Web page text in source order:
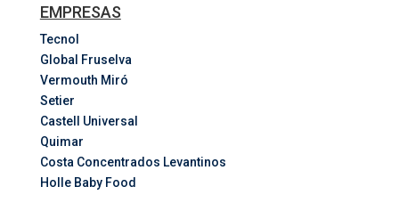
EMPRESAS
Tecnol
Global Fruselva
Vermouth Miró
Setier
Castell Universal
Quimar
Costa Concentrados Levantinos
Holle Baby Food